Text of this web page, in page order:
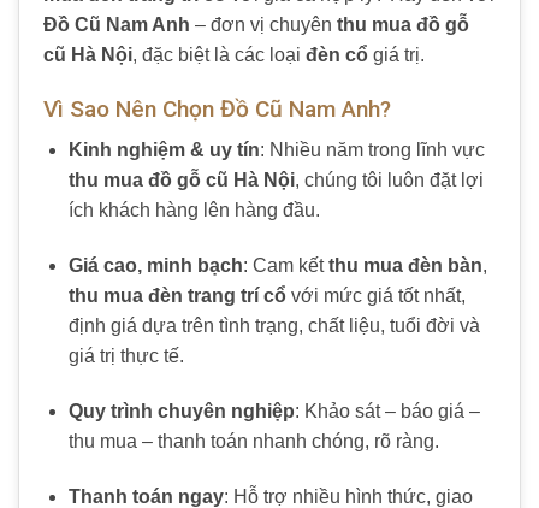
Đồ Cũ Nam Anh – đơn vị chuyên thu mua đồ gỗ
cũ Hà Nội, đặc biệt là các loại đèn cổ giá trị.
Vì Sao Nên Chọn Đồ Cũ Nam Anh?
Kinh nghiệm & uy tín: Nhiều năm trong lĩnh vực
thu mua đồ gỗ cũ Hà Nội, chúng tôi luôn đặt lợi
ích khách hàng lên hàng đầu.
Giá cao, minh bạch: Cam kếtthu mua đèn bàn,
thu mua đèn trang trí cổvới mức giá tốt nhất,
định giá dựa trên tình trạng, chất liệu, tuổi đời và
giá trị thực tế.
Quy trình chuyên nghiệp: Khảo sát – báo giá –
thu mua – thanh toán nhanh chóng, rõ ràng.
Thanh toán ngay: Hỗ trợ nhiều hình thức, giao